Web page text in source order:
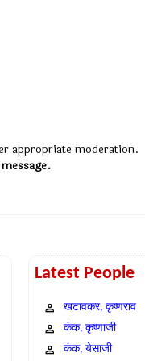
appropriate moderation.
Latest People
खटावकर, कृष्णराव
कंक, कृष्णाजी
कंक, येसाजी